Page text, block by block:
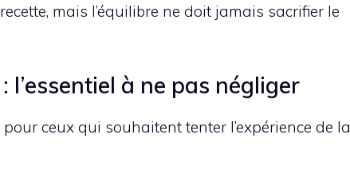
mais l’équilibre ne doit jamais sacrifier le
l’essentiel à ne pas négliger
ceux qui souhaitent tenter l’expérience de la